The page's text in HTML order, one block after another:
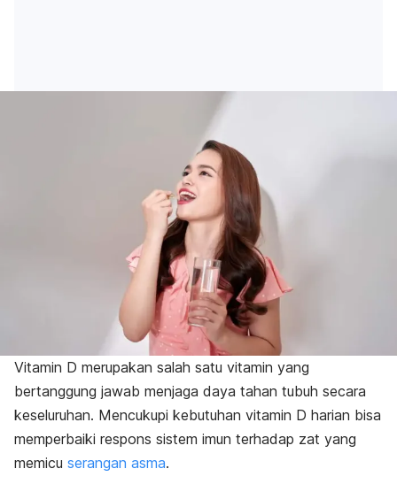
Vitamin D merupakan salah satu vitamin yang
bertanggung jawab menjaga daya tahan tubuh secara
keseluruhan. Mencukupi kebutuhan vitamin D harian bisa
memperbaiki respons sistem imun terhadap zat yang
memicu serangan asma.